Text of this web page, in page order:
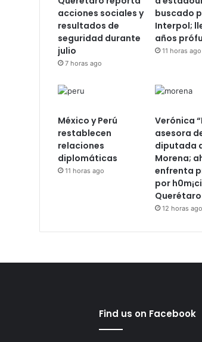
acciones sociales y
resultados de
seguridad durante
julio
7 horas ago
buscado
Interpol;
años
11 horas ago
México y Perú
restablecen
relaciones
diplomáticas
11 horas ago
Verónica
asesora
diputada
Morena;
enfrenta
por
Querétaro
12 horas ago
Find us on Facebook